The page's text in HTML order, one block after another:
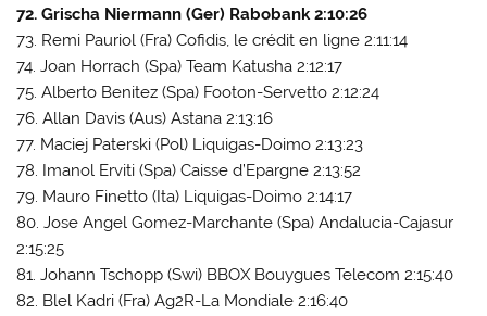
72. Grischa Niermann (Ger) Rabobank 2:10:26
73. Remi Pauriol (Fra) Cofidis, le crédit en ligne 2:11:14
74. Joan Horrach (Spa) Team Katusha 2:12:17
75. Alberto Benitez (Spa) Footon-Servetto 2:12:24
76. Allan Davis (Aus) Astana 2:13:16
77. Maciej Paterski (Pol) Liquigas-Doimo 2:13:23
78. Imanol Erviti (Spa) Caisse d’Epargne 2:13:52
79. Mauro Finetto (Ita) Liquigas-Doimo 2:14:17
80. Jose Angel Gomez-Marchante (Spa) Andalucia-Cajasur
2:15:25
81. Johann Tschopp (Swi) BBOX Bouygues Telecom 2:15:40
82. Blel Kadri (Fra) Ag2R-La Mondiale 2:16:40